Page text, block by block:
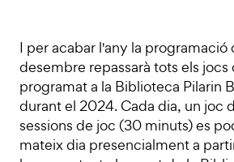
I per acabar l'any la programació
desembre repassarà tots els jocs
programat a la Biblioteca Pilarin
durant el 2024. Cada dia, un joc
sessions de joc (30 minuts) es
mateix dia presencialment a